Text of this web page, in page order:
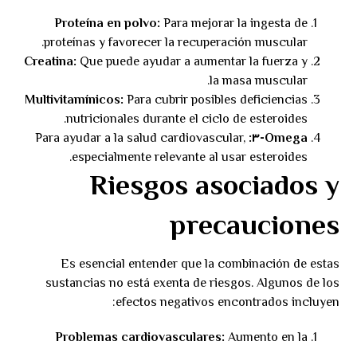
Proteína en polvo: Para mejorar la ingesta de
proteínas y favorecer la recuperación muscular.
Creatina: Que puede ayudar a aumentar la fuerza y
la masa muscular.
Multivitamínicos: Para cubrir posibles deficiencias
nutricionales durante el ciclo de esteroides.
Omega-٣:
Para ayudar a la salud cardiovascular,
especialmente relevante al usar esteroides.
Riesgos asociados y
precauciones
Es esencial entender que la combinación de estas
sustancias no está exenta de riesgos. Algunos de los
efectos negativos encontrados incluyen: